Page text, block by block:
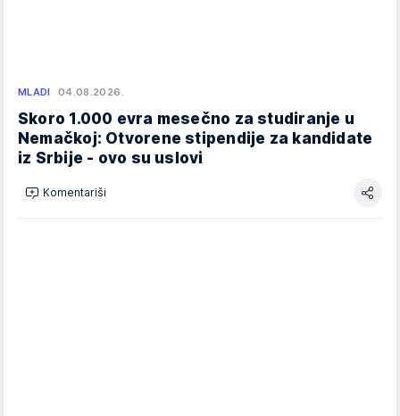
MLADI 04.08.2026.
Skoro 1.000 evra mesečno za studiranje u
Nemačkoj: Otvorene stipendije za kandidate
iz Srbije - ovo su uslovi
Komentariši